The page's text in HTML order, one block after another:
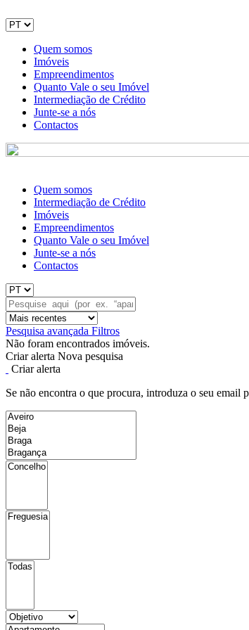
Quem somos
Imóveis
Empreendimentos
Quanto Vale o seu Imóvel
Intermediação de Crédito
Junte-se a nós
Contactos
Quem somos
Intermediação de Crédito
Imóveis
Empreendimentos
Quanto Vale o seu Imóvel
Junte-se a nós
Contactos
Pesquisa avançada Filtros
Não foram encontrados imóveis.
Criar alerta Nova pesquisa
Criar alerta
Se não encontra o que procura, introduza o seu email